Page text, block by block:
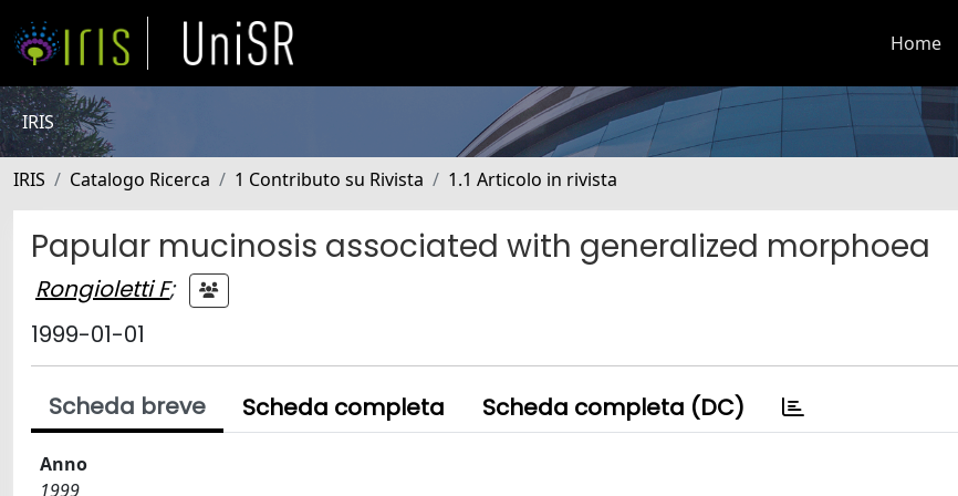
Home
IRIS
IRIS Catalogo Ricerca 1 Contributo su Rivista 1.1 Articolo in rivista
Papular mucinosis associated with generalized morphoea
Rongioletti F;
1999-01-01
Scheda breve Scheda completa Scheda completa (DC)
Anno
1999